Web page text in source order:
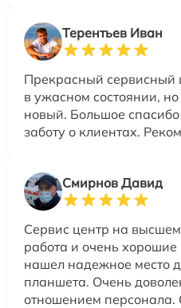
Терентьев Иван
Прекрасный сервисный
в ужасном состоянии,
новый. Большое
заботу о клиентах.
Смирнов Давид
Сервис центр на
работа и очень
нашел надежное место
планшета. Очень
отношением персонала.